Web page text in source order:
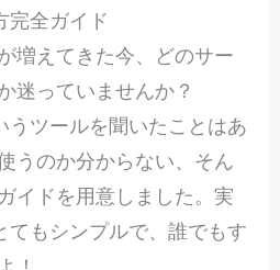
完全ガイド
増えてきた今、どのサー
迷っていませんか？
うツールを聞いたことはあ
うのか分からない、そん
イドを用意しました。実
てもシンプルで、誰でもす